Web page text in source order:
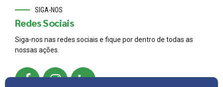
SIGA-NOS
Redes Sociais
Siga-nos nas redes sociais e fique por dentro de todas as
nossas ações.